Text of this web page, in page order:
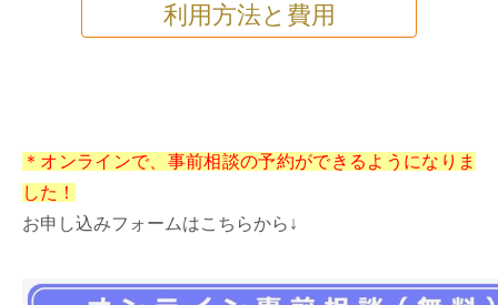
利用方法と費用
＊オンラインで、事前相談の予約ができるようになりま
した！
お申し込みフォームはこちらから↓